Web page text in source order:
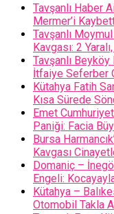
Tavşanlı Haber
Mermer’i
Tavşanlı
Kavgası: 2
Tavşanlı Beyköy
İtfaiye Seferber
Kütahya Fatih
Kısa Sürede
Emet
Paniği: Facia
Bursa
Kavgası
Domaniç –
Engeli:
Kütahya –
Otomobil Takla